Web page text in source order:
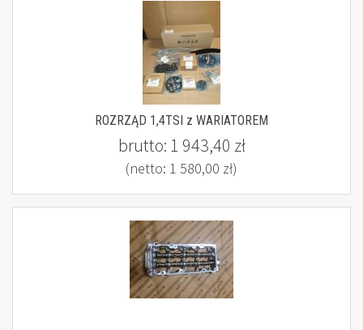
ROZRZĄD 1,4TSI z WARIATOREM
brutto: 1 943,40 zł
(netto: 1 580,00 zł)